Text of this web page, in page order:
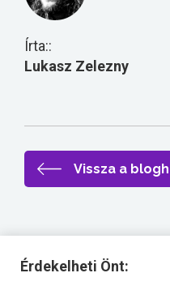
Írta::
Lukasz Zelezny
Vissza a
Érdekelheti Önt: